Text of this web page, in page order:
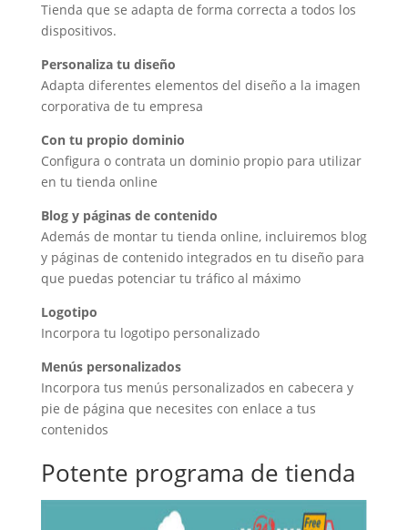
Tienda que se adapta de forma correcta a todos los
dispositivos.
Personaliza tu diseño
Adapta diferentes elementos del diseño a la imagen
corporativa de tu empresa
Con tu propio dominio
Configura o contrata un dominio propio para utilizar
en tu tienda online
Blog y páginas de contenido
Además de montar tu tienda online, incluiremos blog
y páginas de contenido integrados en tu diseño para
que puedas potenciar tu tráfico al máximo
Logotipo
Incorpora tu logotipo personalizado
Menús personalizados
Incorpora tus menús personalizados en cabecera y
pie de página que necesites con enlace a tus
contenidos
Potente programa de tienda